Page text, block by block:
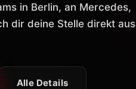
in Berlin, an Mercedes,
dir deine Stelle direkt aus
Alle Details